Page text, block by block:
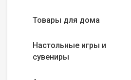
Товары для дома
Настольные игры и
сувениры